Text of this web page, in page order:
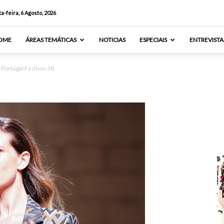
feira, 6 Agosto, 2026
ÁREAS TEMÁTICAS NOTICIAS ESPECIAIS
Portugal Fashion 38